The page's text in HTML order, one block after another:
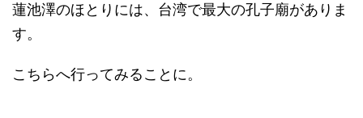
蓮池澤のほとりには、台湾で最大の孔子廟がありま
す。
こちらへ行ってみることに。